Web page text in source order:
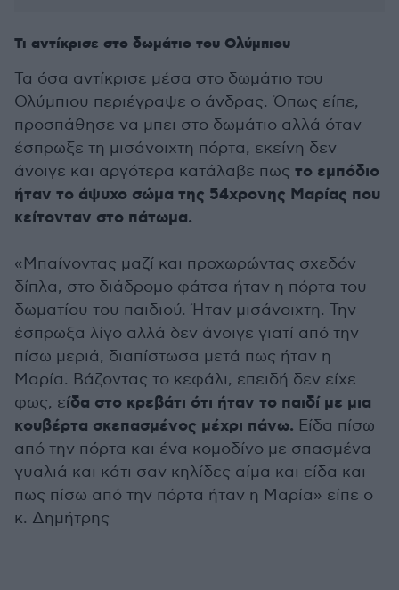
Τι αντίκρισε στο δωμάτιο του Ολύμπιου
Τα όσα αντίκρισε μέσα στο δωμάτιο του
Ολύμπιου περιέγραψε ο άνδρας. Όπως είπε,
προσπάθησε να μπει στο δωμάτιο αλλά όταν
έσπρωξε τη μισάνοιχτη πόρτα, εκείνη δεν
άνοιγε και αργότερα κατάλαβε πως το εμπόδιο
ήταν το άψυχο σώμα της 54χρονης Μαρίας που
κείτονταν στο πάτωμα.
«Μπαίνοντας μαζί και προχωρώντας σχεδόν
δίπλα, στο διάδρομο φάτσα ήταν η πόρτα του
δωματίου του παιδιού. Ήταν μισάνοιχτη. Την
έσπρωξα λίγο αλλά δεν άνοιγε γιατί από την
πίσω μεριά, διαπίστωσα μετά πως ήταν η
Μαρία. Βάζοντας το κεφάλι, επειδή δεν είχε
φως, είδα στο κρεβάτι ότι ήταν το παιδί με μια
κουβέρτα σκεπασμένος μέχρι πάνω. Είδα πίσω
από την πόρτα και ένα κομοδίνο με σπασμένα
γυαλιά και κάτι σαν κηλίδες αίμα και είδα και
πως πίσω από την πόρτα ήταν η Μαρία» είπε ο
κ. Δημήτρης